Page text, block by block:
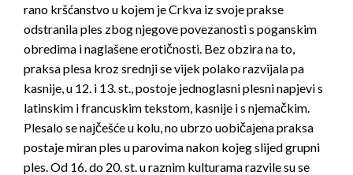
rano krš­ćanstvo u kojem je Crk­va iz svoje prakse
odstranila ples zbog njegove povezanosti s poganskim
obredima i naglašene erotičnosti. Bez obzira na to,
praksa plesa kroz srednji se vijek polako razvijala pa
kasnije, u 12. i 13. st., postoje jednoglasni plesni napjevi s
latinskim i francuskim tekstom, kasnije i s njemačkim.
Plesalo se najčeš­će u kolu, no ubrzo uobičajena praksa
postaje miran ples u parovima nakon kojeg slijed grupni
ples. Od 16. do 20. st. u raznim kulturama razvile su se